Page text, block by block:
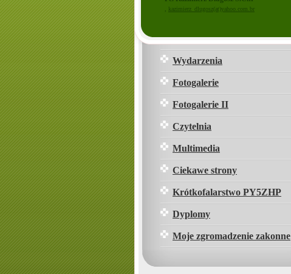
Parafie
Wydarzenia
Fotogalerie
Fotogalerie II
Czytelnia
Multimedia
Ciekawe strony
Krótkofalarstwo PY5ZHP
Dyplomy
Moje zgromadzenie zakonne
kazimierz_dlugosz(at)yahoo.com.br